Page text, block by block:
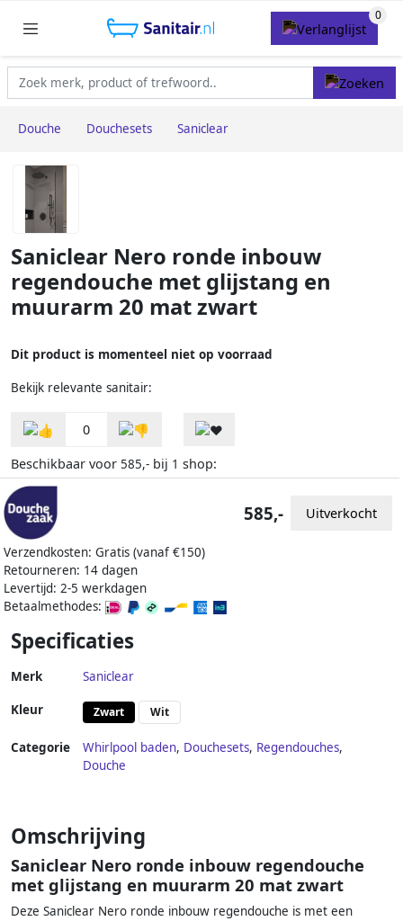
Douche Douchesets Saniclear
Saniclear Nero ronde inbouw
regendouche met glijstang en
muurarm 20 mat zwart
Dit product is momenteel niet op voorraad
Bekijk relevante sanitair:
0
Beschikbaar voor 585,- bij 1 shop:
Verzendkosten: Gratis (vanaf €150)
Retourneren: 14 dagen
Levertijd: 2-5 werkdagen
Betaalmethodes:
585,- Uitverkocht
Specificaties
Merk Saniclear
Kleur Zwart Wit
Categorie Whirlpool baden, Douchesets, Regendouches,
Douche
Omschrijving
Saniclear Nero ronde inbouw regendouche
met glijstang en muurarm 20 mat zwart
Deze Saniclear Nero ronde inbouw regendouche is met een